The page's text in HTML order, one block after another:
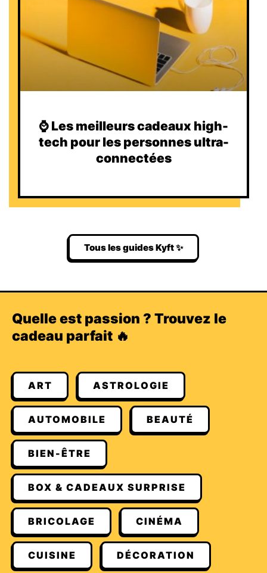
⌚️ Les meilleurs cadeaux high-
tech pour les personnes ultra-
connectées
Tous les guides Kyft ✨
Quelle est passion ? Trouvez le
cadeau parfait 🔥
ART ASTROLOGIE
AUTOMOBILE BEAUTÉ
BIEN-ÊTRE
BOX & CADEAUX SURPRISE
BRICOLAGE CINÉMA
CUISINE DÉCORATION